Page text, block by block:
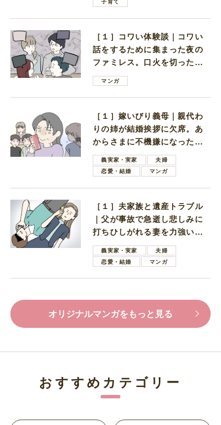
［１］コワい体験談｜コワい
話をするために集まった夜の
ファミレス。口火を切ったの
は電車好きの男の子ママ
マンガ
［１］嫁いびり義母｜親代わ
りの姉が結婚挨拶に欠席。あ
からさまに不機嫌になった義
母義実家・実家
夫婦
恋愛・結婚
マンガ
［１］夫家族と遺産トラブル
｜父が事故で急逝し悲しみに
打ちひしがれる妻を力強い言
葉で励ます夫
義実家・実家
夫婦
恋愛・結婚
マンガ
オリジナルマンガをもっと見る
おすすめカテゴリー